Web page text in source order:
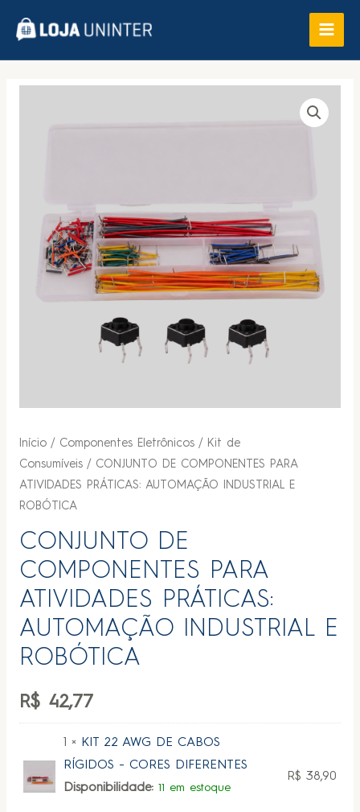
Início/ Componentes Eletrônicos/ Kit de
Consumíveis/ CONJUNTO DE COMPONENTES PARA
ATIVIDADES PRÁTICAS: AUTOMAÇÃO INDUSTRIAL E
ROBÓTICA
CONJUNTO DE
COMPONENTES PARA
ATIVIDADES PRÁTICAS:
AUTOMAÇÃO INDUSTRIAL E
ROBÓTICA
R$42,77
1 × KIT 22 AWG DE CABOS
RÍGIDOS - CORES DIFERENTES
Disponibilidade: 11 em estoque
R$ 38,90